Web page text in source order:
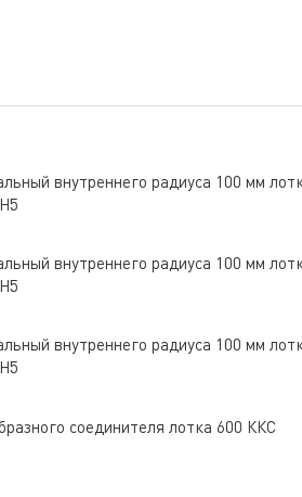
внутреннего радиуса 100 мм
внутреннего радиуса 100 мм
внутреннего радиуса 100 мм
соединителя лотка 600 ККС